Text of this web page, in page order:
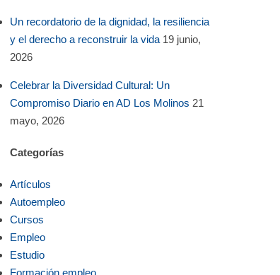
Un recordatorio de la dignidad, la resiliencia
y el derecho a reconstruir la vida 19 junio,
2026
Celebrar la Diversidad Cultural: Un
Compromiso Diario en AD Los Molinos 21
mayo, 2026
Categorías
Artículos
Autoempleo
Cursos
Empleo
Estudio
Formación empleo